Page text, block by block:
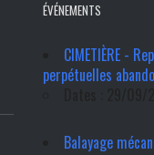
ÉVÉNEMENTS
CIMETIÈRE -
perpétuelles
Balayage